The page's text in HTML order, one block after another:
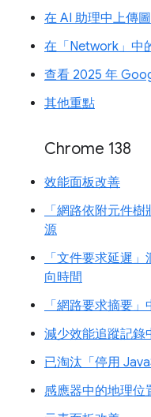
在 AI 助理中上傳
在「Network」中
查看 2025 年
其他重點
Chrome 138
效能面板改善
「網路依附元件
源
「文件要求延遲
向時間
「網路要求摘要
減少效能追蹤記錄
已淘汰「停用
感應器中的地理位